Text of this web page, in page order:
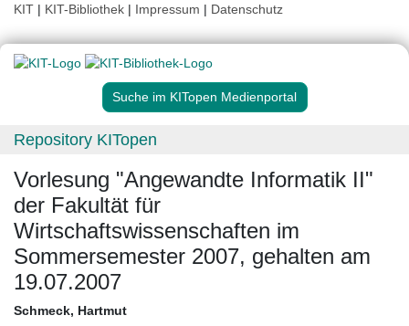
KIT | KIT-Bibliothek | Impressum | Datenschutz
Suche im KITopen Medienportal
Repository KITopen
Vorlesung "Angewandte Informatik II"
der Fakultät für
Wirtschaftswissenschaften im
Sommersemester 2007, gehalten am
19.07.2007
Schmeck, Hartmut